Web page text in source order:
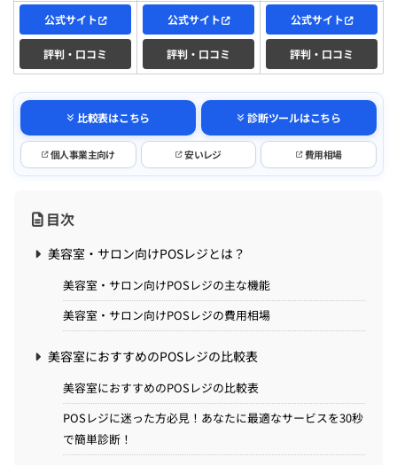
公式サイト
評判・口コミ
公式サイト
評判・口コミ
公式サイト
評判・口コミ
比較表はこちら 診断ツールはこちら
個人事業主向け 安いレジ 費用相場
目次
美容室・サロン向けPOSレジとは？
美容室・サロン向けPOSレジの主な機能
美容室・サロン向けPOSレジの費用相場
美容室におすすめのPOSレジの比較表
美容室におすすめのPOSレジの比較表
POSレジに迷った方必見！あなたに最適なサービスを30秒
で簡単診断！